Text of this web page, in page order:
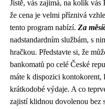
Jistě, vás zajímá, na kolik
že cena je velmi příznivá
tento program nabízí. Za
nadstandardním službám, s
hračkou. Představte si, že
bankomatů po celé České
máte k dispozici kontokorent,
krátkodobé výdaje. A co
zajistí klidnou dovolenou bez